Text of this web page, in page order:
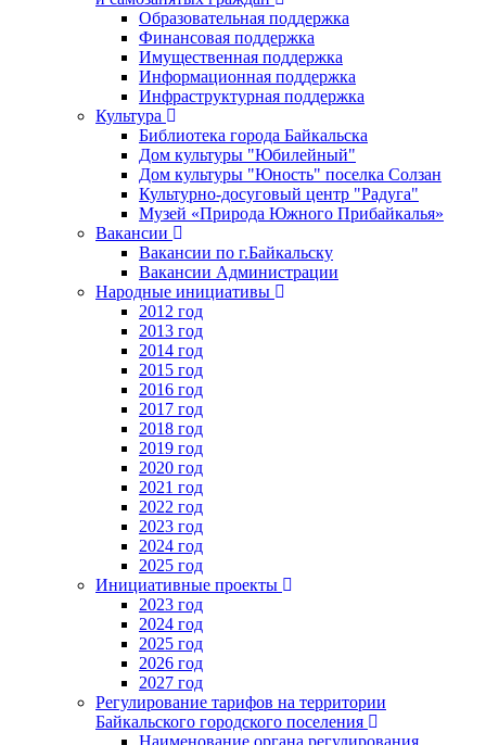
Образовательная поддержка
Финансовая поддержка
Имущественная поддержка
Информационная поддержка
Инфраструктурная поддержка
Культура
Библиотека города Байкальска
Дом культуры "Юбилейный"
Дом культуры "Юность" поселка Солзан
Культурно-досуговый центр "Радуга"
Музей «Природа Южного Прибайкалья»
Вакансии
Вакансии по г.Байкальску
Вакансии Администрации
Народные инициативы
2012 год
2013 год
2014 год
2015 год
2016 год
2017 год
2018 год
2019 год
2020 год
2021 год
2022 год
2023 год
2024 год
2025 год
Инициативные проекты
2023 год
2024 год
2025 год
2026 год
2027 год
Регулирование тарифов на территории
Байкальского городского поселения
Наименование органа регулирования